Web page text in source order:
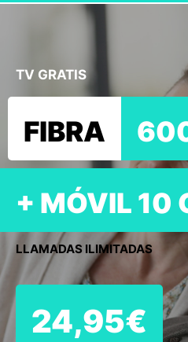
TV GRATIS
FIBRA
+ MÓVIL 10
LLAMADAS ILIMITADAS
24,95€